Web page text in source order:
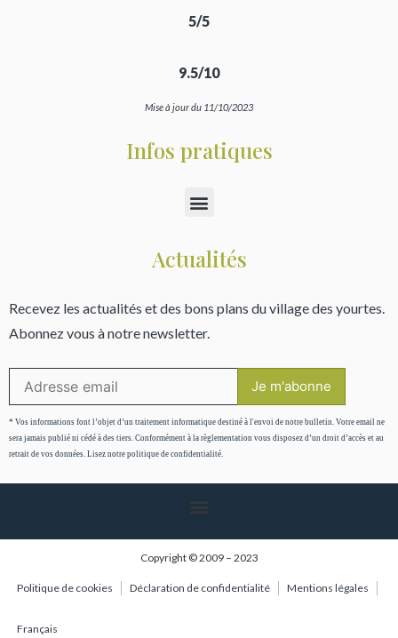
5/5
9.5/10
Mise à jour du 11/10/2023
Infos pratiques
Actualités
Recevez les actualités et des bons plans du village des yourtes.
Abonnez vous à notre newsletter.
* Vos informations font l’objet d’un traitement informatique destiné à l'envoi de notre bulletin. Votre email ne
sera jamais publié ni cédé à des tiers. Conformément à la règlementation vous disposez d’un droit d’accès et au
retrait de vos données. Lisez notre politique de confidentialité.
Copyright © 2009 – 2023
Politique de cookies Déclaration de confidentialité Mentions légales
Français